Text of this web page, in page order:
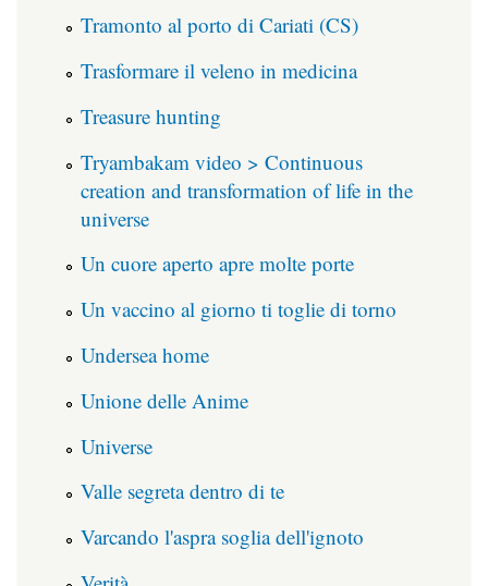
Tramonto al porto di Cariati (CS)
Trasformare il veleno in medicina
Treasure hunting
Tryambakam video > Continuous
creation and transformation of life in the
universe
Un cuore aperto apre molte porte
Un vaccino al giorno ti toglie di torno
Undersea home
Unione delle Anime
Universe
Valle segreta dentro di te
Varcando l'aspra soglia dell'ignoto